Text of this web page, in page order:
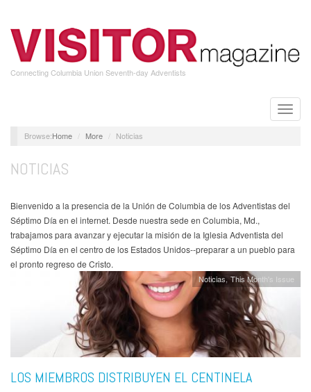
main
content
Connecting Columbia Union Seventh-day Adventists
Toggle
Home More Noticias
NOTICIAS
Bienvenido a la presencia de la Unión de Columbia de los Adventistas del
Séptimo Día en el internet. Desde nuestra sede en Columbia, Md.,
trabajamos para avanzar y ejecutar la misión de la Iglesia Adventista del
Séptimo Día en el centro de los Estados Unidos--preparar a un pueblo para
el pronto regreso de Cristo.
Noticias This Month's Issue
LOS MIEMBROS DISTRIBUYEN EL CENTINELA